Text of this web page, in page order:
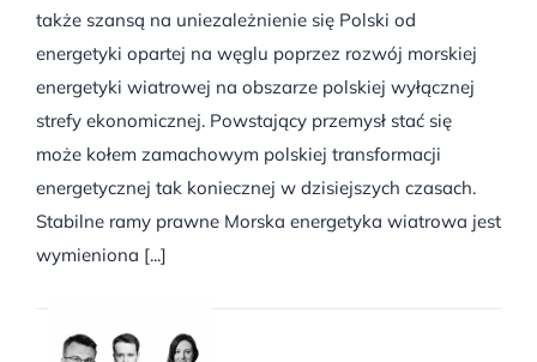
także szansą na uniezależnienie się Polski od
energetyki opartej na węglu poprzez rozwój morskiej
energetyki wiatrowej na obszarze polskiej wyłącznej
strefy ekonomicznej. Powstający przemysł stać się
może kołem zamachowym polskiej transformacji
energetycznej tak koniecznej w dzisiejszych czasach.
Stabilne ramy prawne Morska energetyka wiatrowa jest
wymieniona [...]